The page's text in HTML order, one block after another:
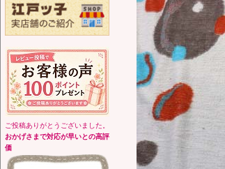
ご投稿ありがとうございました。
おかげさまで対応が早いとの高評
価